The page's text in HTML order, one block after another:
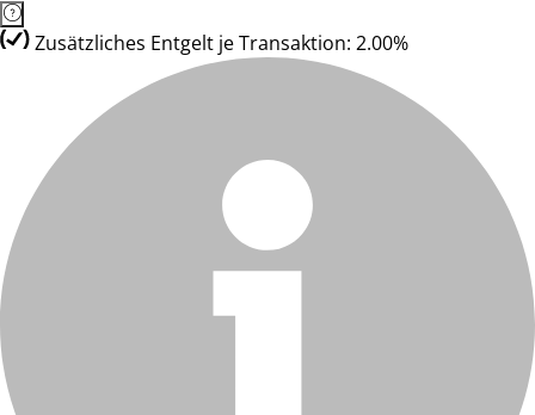
Zusätzliches Entgelt je Transaktion: 2.00%